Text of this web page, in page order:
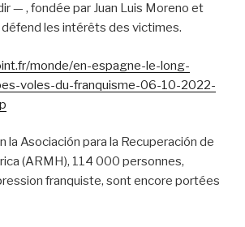
— , fondée par Juan Luis Moreno et
les intérêts des victimes.
monde/en-espagne-le-long-
voles-du-franquisme-06-10-2022-
la Asociación para la Recuperación de
(ARMH), 114 000 personnes,
franquiste, sont encore portées